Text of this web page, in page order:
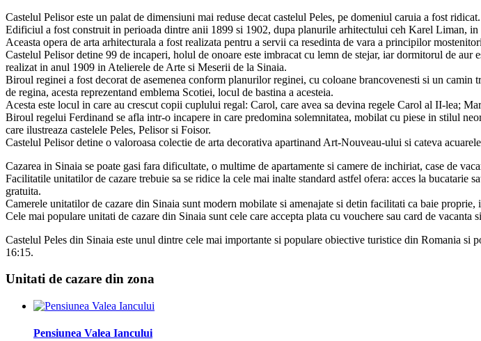
Castelul Pelisor este un palat de dimensiuni mai reduse decat castelul Peles, pe domeniul caruia a fost ridicat.
Edificiul a fost construit in perioada dintre anii 1899 si 1902, dupa planurile arhitectului ceh Karel Liman,
Aceasta opera de arta arhitecturala a fost realizata pentru a servii ca resedinta de vara a principilor
Castelul Pelisor detine 99 de incaperi, holul de onoare este imbracat cu lemn de stejar, iar dormitorul de
realizat in anul 1909 in Atelierele de Arte si Meserii de la Sinaia.
Biroul reginei a fost decorat de asemenea conform planurilor reginei, cu coloane brancovenesti si un
de regina, acesta reprezentand emblema Scotiei, locul de bastina a acesteia.
Acesta este locul in care au crescut copii cuplului regal: Carol, care avea sa devina regele Carol al II-lea;
Biroul regelui Ferdinand se afla intr-o incapere in care predomina solemnitatea, mobilat cu piese in stilul
care ilustreaza castelele Peles, Pelisor si Foisor.
Castelul Pelisor detine o valoroasa colectie de arta decorativa apartinand Art-Nouveau-ului si cateva
Cazarea in Sinaia se poate gasi fara dificultate, o multime de apartamente si camere de inchiriat, case de
Facilitatile unitatilor de cazare trebuie sa se ridice la cele mai inalte standard astfel ofera: acces la bucatarie
gratuita.
Camerele unitatilor de cazare din Sinaia sunt modern mobilate si amenajate si detin facilitati ca baie
Cele mai populare unitati de cazare din Sinaia sunt cele care accepta plata cu vouchere sau card de vacanta
Castelul Peles din Sinaia este unul dintre cele mai importante si populare obiective turistice din Romania
16:15.
Unitati de cazare din zona
Pensiunea Valea Iancului